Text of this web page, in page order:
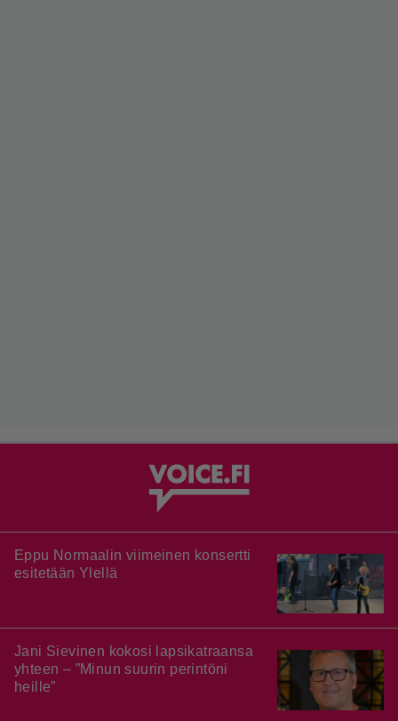
Eppu Normaalin viimeinen konsertti
esitetään Ylellä
Jani Sievinen kokosi lapsikatraansa
yhteen – ”Minun suurin perintöni
heille”